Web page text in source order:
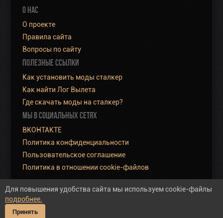
О НАС
О проекте
Правила сайта
Вопросы по сайту
ПОЛЕЗНЫЕ ССЫЛКИ
Как установить моды сталкер
Как найти Лог Вылета
Где скачать моды на сталкер?
МЫ В СОЦИАЛЬНЫХ СЕТЯХ
ВКОНТАКТЕ
Политика конфиденциальности
Пользовательское соглашение
Политика в отношении cookie-файлов
Для повышения удобства сайта мы используем cookie-файлы
подробнее.
Принять